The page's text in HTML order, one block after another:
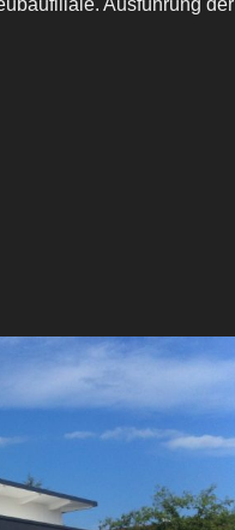
Ausführung der